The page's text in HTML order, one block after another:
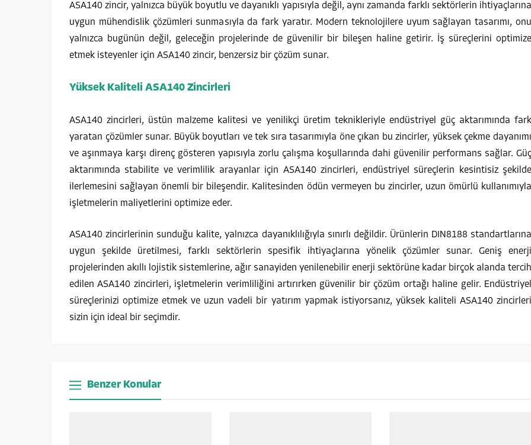
ASA140 zincir, yalnızca büyük boyutlu ve dayanıklı yapısıyla değil, aynı zamanda farklı sektörlerin ihtiyaçlarına
uygun mühendislik çözümleri sunmasıyla da fark yaratır. Modern teknolojilere uyum sağlayan tasarımı, onu
yalnızca bugünün değil, geleceğin projelerinde de güvenilir bir bileşen haline getirir. İş süreçlerini optimize
etmek isteyenler için ASA140 zincir, benzersiz bir çözüm sunar.
Yüksek Kaliteli ASA140 Zincirleri
ASA140 zincirleri, üstün malzeme kalitesi ve yenilikçi üretim teknikleriyle endüstriyel güç aktarımında fark
yaratan çözümler sunar. Büyük boyutları ve tek sıra tasarımıyla öne çıkan bu zincirler, yüksek çekme dayanımı
ve aşınmaya karşı direnç gösteren yapısıyla zorlu çalışma koşullarında dahi güvenilir performans sağlar. Güç
aktarımında stabilite ve verimlilik arayanlar için ASA140 zincirleri, endüstriyel süreçlerin kesintisiz şekilde
ilerlemesini sağlayan önemli bir bileşendir. Kalitesinden ödün vermeyen bu zincirler, uzun ömürlü kullanımıyla
işletmelerin maliyetlerini optimize eder.
ASA140 zincirlerinin sunduğu kalite, yalnızca dayanıklılığıyla sınırlı değildir. Ürünlerin DIN8188 standartlarına
uygun şekilde üretilmesi, farklı sektörlerin spesifik ihtiyaçlarına yönelik çözümler sunar. Geniş enerji
projelerinden akıllı lojistik sistemlerine, ağır sanayiden yenilenebilir enerji sektörüne kadar birçok alanda tercih
edilen ASA140 zincirleri, işletmelerin verimliliğini artırırken güvenilir bir çözüm ortağı haline gelir. Endüstriyel
süreçlerinizi optimize etmek ve uzun vadeli bir yatırım yapmak istiyorsanız, yüksek kaliteli ASA140 zincirleri
sizin için ideal bir seçimdir.
Benzer Konular